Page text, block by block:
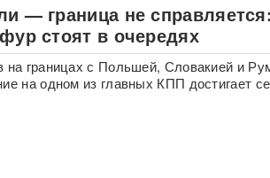
— граница не
стоят в очередях
на границах с Польшей, Словакией и
на одном из главных КПП достигает